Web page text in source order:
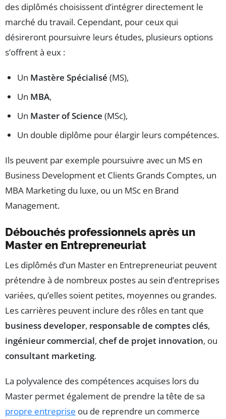
des diplômés choisissent d’intégrer directement le
marché du travail. Cependant, pour ceux qui
désireront poursuivre leurs études, plusieurs options
s’offrent à eux :
Un Mastère Spécialisé (MS),
Un MBA,
Un Master of Science (MSc),
Un double diplôme pour élargir leurs compétences.
Ils peuvent par exemple poursuivre avec un MS en
Business Development et Clients Grands Comptes, un
MBA Marketing du luxe, ou un MSc en Brand
Management.
Débouchés professionnels après un
Master en Entrepreneuriat
Les diplômés d’un Master en Entrepreneuriat peuvent
prétendre à de nombreux postes au sein d’entreprises
variées, qu’elles soient petites, moyennes ou grandes.
Les carrières peuvent inclure des rôles en tant que
business developer, responsable de comptes clés,
ingénieur commercial, chef de projet innovation, ou
consultant marketing.
La polyvalence des compétences acquises lors du
Master permet également de prendre la tête de sa
propre entreprise ou de reprendre un commerce